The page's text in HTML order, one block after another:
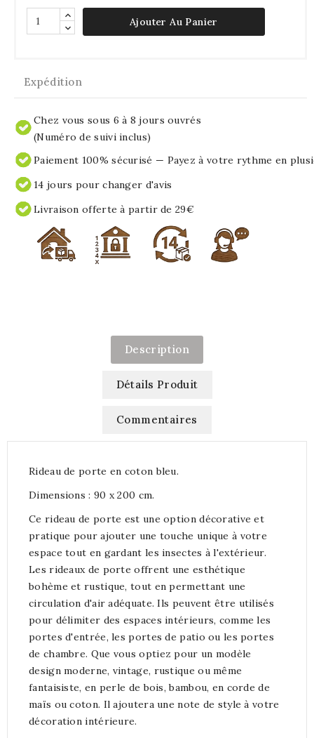
Ajouter Au Panier
Expédition
Chez vous sous 6 à 8 jours ouvrés
(Numéro de suivi inclus)
Paiement 100% sécurisé — Payez à votre rythme en
14 jours pour changer d'avis
Livraison offerte à partir de 29€
Description
Détails Produit
Commentaires
Rideau de porte en coton bleu.
Dimensions : 90 x 200 cm.
Ce rideau de porte est une option décorative et
pratique pour ajouter une touche unique à votre
espace tout en gardant les insectes à l'extérieur.
Les rideaux de porte offrent une esthétique
bohème et rustique, tout en permettant une
circulation d'air adéquate. Ils peuvent être utilisés
pour délimiter des espaces intérieurs, comme les
portes d'entrée, les portes de patio ou les portes
de chambre. Que vous optiez pour un modèle
design moderne, vintage, rustique ou même
fantaisiste, en perle de bois, bambou, en corde de
maïs ou coton. Il ajoutera une note de style à votre
décoration intérieure.